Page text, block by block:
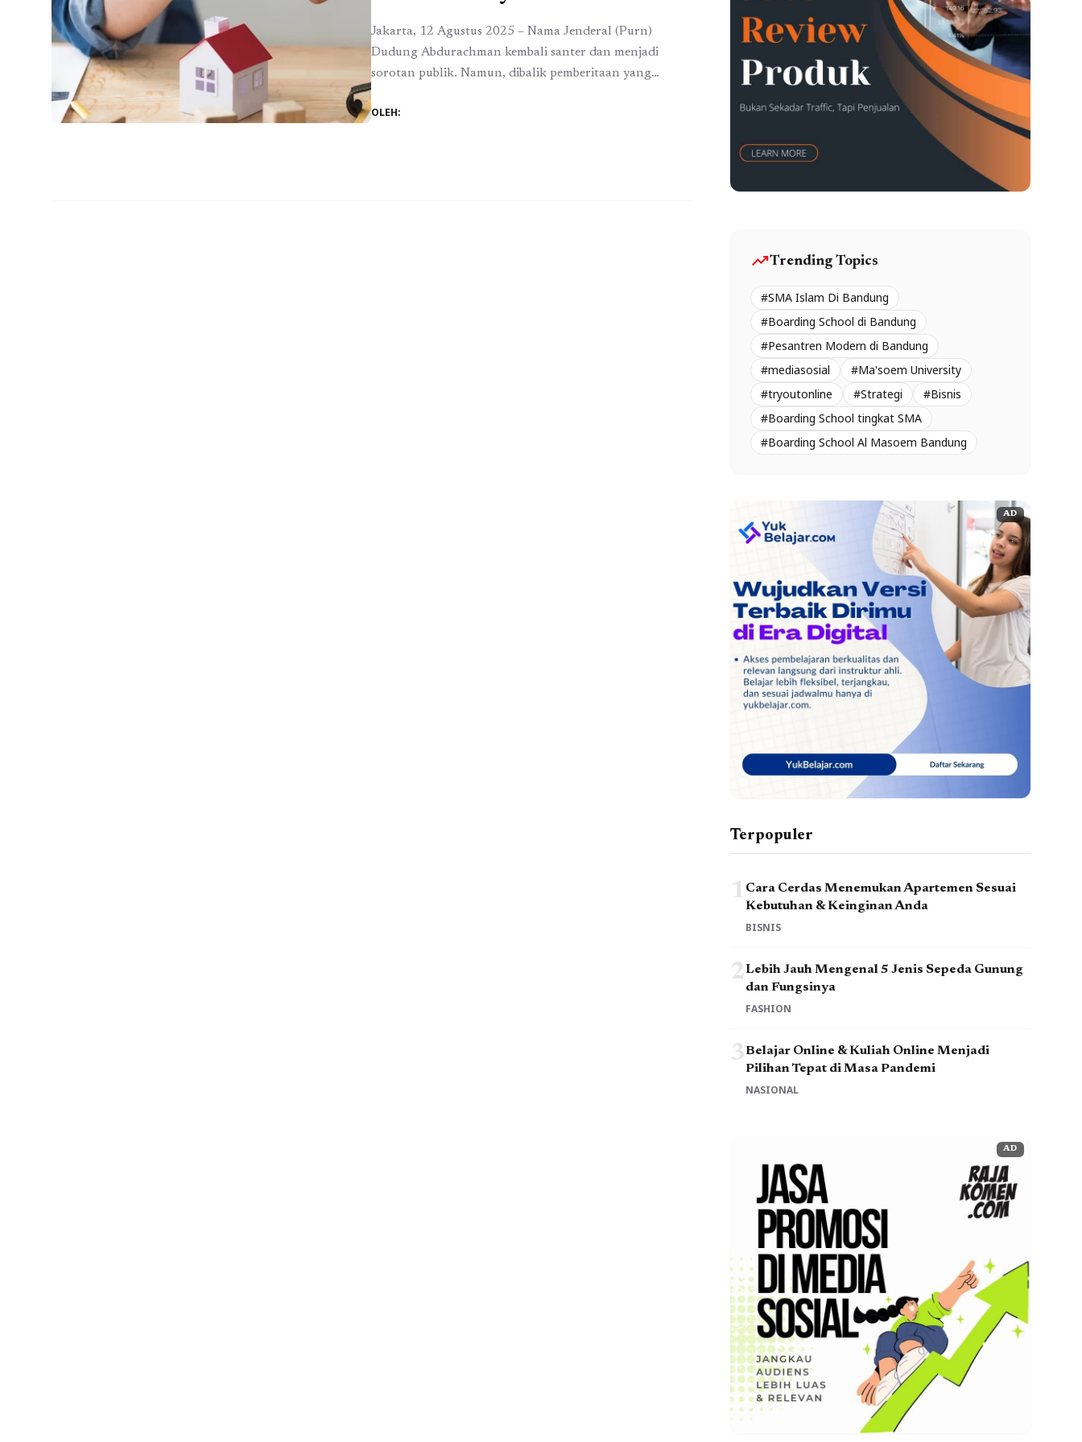
Jakarta, 12 Agustus 2025 – Nama Jenderal (Purn)
Dudung Abdurachman kembali santer dan menjadi
sorotan publik. Namun, dibalik pemberitaan yang
yaitu masalah dalam Badan Pengelola Tabungan Wajib
OLEH:
trending_upTrending Topics
#SMA Islam Di Bandung
#Boarding School di Bandung
#Pesantren Modern di Bandung
#mediasosial
#Ma'soem University
#tryoutonline
#Strategi
#Bisnis
#Boarding School tingkat SMA
#Boarding School Al Masoem Bandung
AD
Terpopuler
1 Cara Cerdas Menemukan Apartemen Sesuai
Kebutuhan & Keinginan Anda
BISNIS
2Lebih Jauh Mengenal 5 Jenis Sepeda Gunung
dan Fungsinya
FASHION
3Belajar Online & Kuliah Online Menjadi
Pilihan Tepat di Masa Pandemi
NASIONAL
AD